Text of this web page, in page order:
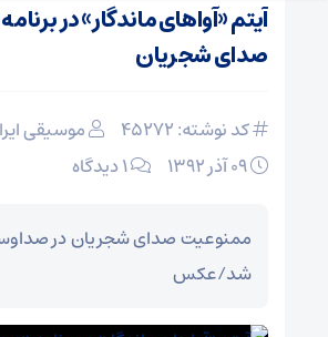
آیتم «آواهای ماندگار» در
صدای شجریان
کد نوشته: 45272
موسیقی
۱ دیدگاه
ممنوعیت صدای شجریان در
شد/عکس